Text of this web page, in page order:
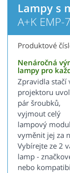
Lampy s
A+K EMP-
Produktové
Nenáročná
lampy pro
Zpravidla stačí
projektoru
pár šroubků,
vyjmout celý
lampový
vyměnit jej za
Vybírejte ze 2
lamp -
nebo